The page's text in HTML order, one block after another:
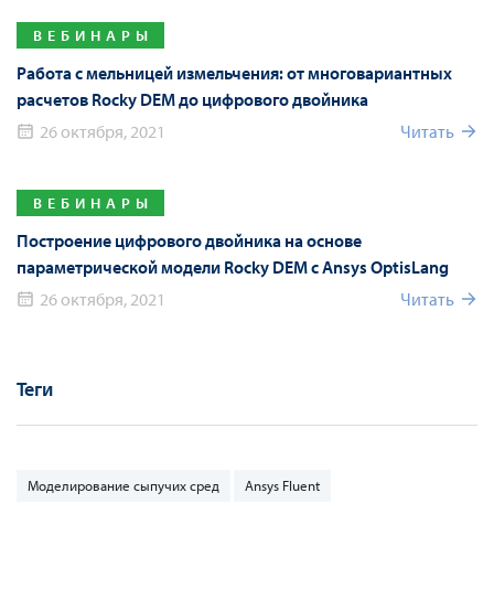
ВЕБИНАРЫ
Работа с мельницей измельчения: от многовариантных
расчетов Rocky DEM до цифрового двойника
26 октября, 2021
Читать
ВЕБИНАРЫ
Построение цифрового двойника на основе
параметрической модели Rocky DEM с Ansys OptisLang
26 октября, 2021
Читать
Теги
Моделирование сыпучих сред Ansys Fluent